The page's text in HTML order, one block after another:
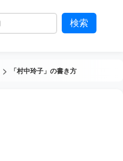
「村中玲子」の書き方